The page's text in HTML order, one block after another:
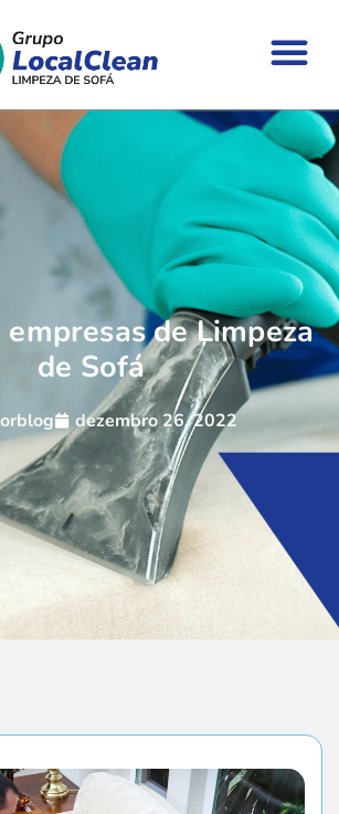
de Limpeza
de Sofá
dezembro 26, 2022